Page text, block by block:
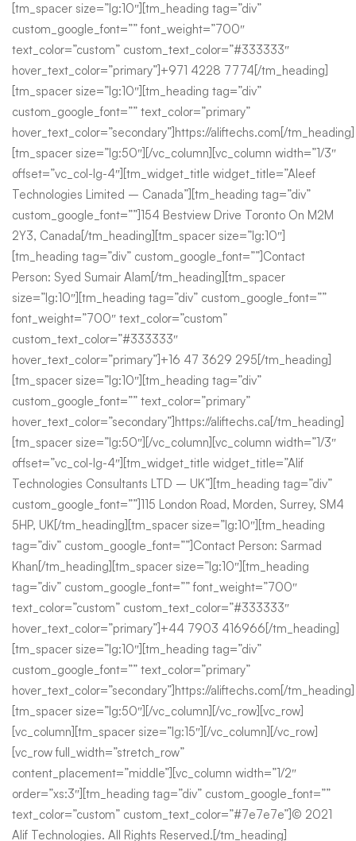
[tm_spacer size=”lg:10″][tm_heading tag=”div”
custom_google_font=”” font_weight=”700″
text_color=”custom” custom_text_color=”#333333″
hover_text_color=”primary”]+971 4228 7774[/tm_heading]
[tm_spacer size=”lg:10″][tm_heading tag=”div”
custom_google_font=”” text_color=”primary”
hover_text_color=”secondary”]https://aliftechs.com[/tm_heading]
[tm_spacer size=”lg:50″][/vc_column][vc_column width=”1/3″
offset=”vc_col-lg-4″][tm_widget_title widget_title=”Aleef
Technologies Limited – Canada”][tm_heading tag=”div”
custom_google_font=””]154 Bestview Drive Toronto On M2M
2Y3, Canada[/tm_heading][tm_spacer size=”lg:10″]
[tm_heading tag=”div” custom_google_font=””]Contact
Person: Syed Sumair Alam[/tm_heading][tm_spacer
size=”lg:10″][tm_heading tag=”div” custom_google_font=””
font_weight=”700″ text_color=”custom”
custom_text_color=”#333333″
hover_text_color=”primary”]+16 47 3629 295[/tm_heading]
[tm_spacer size=”lg:10″][tm_heading tag=”div”
custom_google_font=”” text_color=”primary”
hover_text_color=”secondary”]https://aliftechs.ca[/tm_heading]
[tm_spacer size=”lg:50″][/vc_column][vc_column width=”1/3″
offset=”vc_col-lg-4″][tm_widget_title widget_title=”Alif
Technologies Consultants LTD – UK”][tm_heading tag=”div”
custom_google_font=””]115 London Road, Morden, Surrey, SM4
5HP, UK[/tm_heading][tm_spacer size=”lg:10″][tm_heading
tag=”div” custom_google_font=””]Contact Person: Sarmad
Khan[/tm_heading][tm_spacer size=”lg:10″][tm_heading
tag=”div” custom_google_font=”” font_weight=”700″
text_color=”custom” custom_text_color=”#333333″
hover_text_color=”primary”]+44 7903 416966[/tm_heading]
[tm_spacer size=”lg:10″][tm_heading tag=”div”
custom_google_font=”” text_color=”primary”
hover_text_color=”secondary”]https://aliftechs.com[/tm_heading]
[tm_spacer size=”lg:50″][/vc_column][/vc_row][vc_row]
[vc_column][tm_spacer size=”lg:15″][/vc_column][/vc_row]
[vc_row full_width=”stretch_row”
content_placement=”middle”][vc_column width=”1/2″
order=”xs:3″][tm_heading tag=”div” custom_google_font=””
text_color=”custom” custom_text_color=”#7e7e7e”]© 2021
Alif Technologies. All Rights Reserved.[/tm_heading]